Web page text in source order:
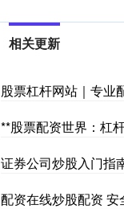
相关更新
股票杠杆网站｜专业
**股票配资世界：杠
证券公司炒股入门指
配资在线炒股配资 安